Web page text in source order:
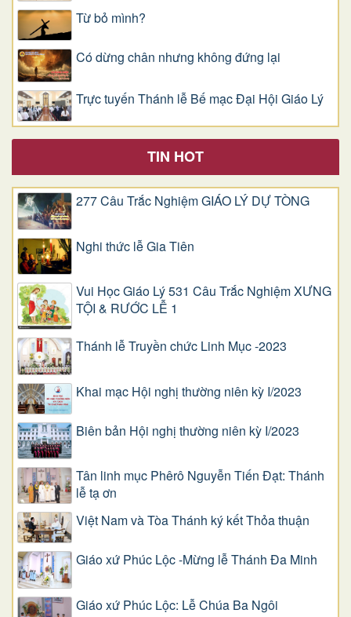
Từ bỏ mình?
Có dừng chân nhưng không đứng lại
Trực tuyến Thánh lễ Bế mạc Đại Hội Giáo Lý
TIN HOT
277 Câu Trắc Nghiệm GIÁO LÝ DỰ TÒNG
Nghi thức lễ Gia Tiên
Vui Học Giáo Lý 531 Câu Trắc Nghiệm XƯNG
TỘI & RƯỚC LỄ 1
Thánh lễ Truyền chức Linh Mục -2023
Khai mạc Hội nghị thường niên kỳ I/2023
Biên bản Hội nghị thường niên kỳ I/2023
Tân linh mục Phêrô Nguyễn Tiến Đạt: Thánh
lễ tạ ơn
Việt Nam và Tòa Thánh ký kết Thỏa thuận
Giáo xứ Phúc Lộc -Mừng lễ Thánh Đa Minh
Giáo xứ Phúc Lộc: Lễ Chúa Ba Ngôi